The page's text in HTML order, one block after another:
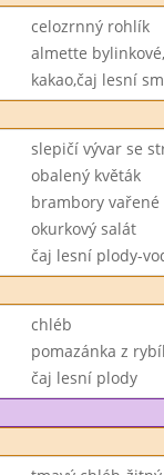
celozrnný rohlík
almette
kakao,čaj lesní
slepičí vývar se
obalený květák
brambory vařené
okurkový salát
čaj lesní plody-
chléb
pomazánka z
čaj lesní plody